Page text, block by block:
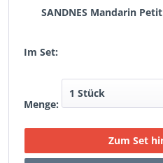
SANDNES Mandarin
Im Set:
Menge: